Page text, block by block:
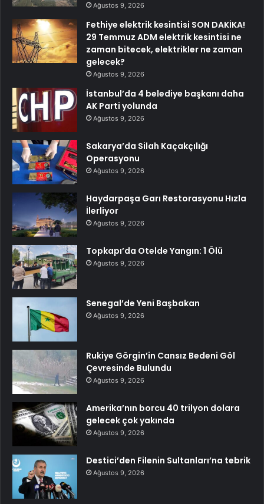
Ağustos 9, 2026
Fethiye elektrik kesintisi SON DAKİKA!
29 Temmuz ADM elektrik kesintisi ne
zaman bitecek, elektrikler ne zaman
gelecek?
Ağustos 9, 2026
İstanbul’da 4 belediye başkanı daha
AK Parti yolunda
Ağustos 9, 2026
Sakarya’da Silah Kaçakçılığı
Operasyonu
Ağustos 9, 2026
Haydarpaşa Garı Restorasyonu Hızla
İlerliyor
Ağustos 9, 2026
Topkapı’da Otelde Yangın: 1 Ölü
Ağustos 9, 2026
Senegal’de Yeni Başbakan
Ağustos 9, 2026
Rukiye Görgin’in Cansız Bedeni Göl
Çevresinde Bulundu
Ağustos 9, 2026
Amerika’nın borcu 40 trilyon dolara
gelecek çok yakında
Ağustos 9, 2026
Destici’den Filenin Sultanları’na tebrik
Ağustos 9, 2026